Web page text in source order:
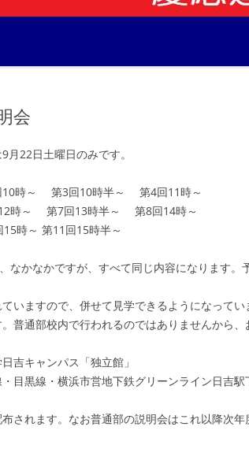
会
月22日土曜日のみです。
時～ 第3回10時半～ 第4回11時～
12時～ 第7回13時半～ 第8回14時～
時～ 第11回15時半～
なかなかですが、すべて同じ内容になります。
いますので、併せて見学できるようになって
普通部校内で行われるのではありませんから、
キャンパス「独立館」
横浜市営地下鉄グリーンライン日吉駅下
されます。なお普通部の説明会はこれ以降次